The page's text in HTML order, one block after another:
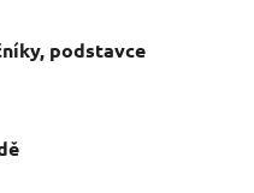
podstavce